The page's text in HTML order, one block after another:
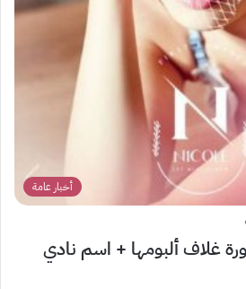
أخبار عامة
غلاف ألبومها + اسم نادي